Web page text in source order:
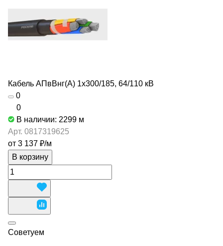
Кабель АПвВнг(А) 1х300/185, 64/110 кВ
0
0
В наличии: 2299 м
Арт. 0817319625
от 3 137 ₽/м
В корзину
Советуем